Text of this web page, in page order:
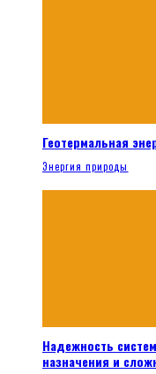
Геотермальная
Энергия природы
Надежность
назначения и